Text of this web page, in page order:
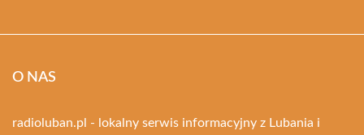
O NAS
radioluban.pl - lokalny serwis informacyjny z Lubania i